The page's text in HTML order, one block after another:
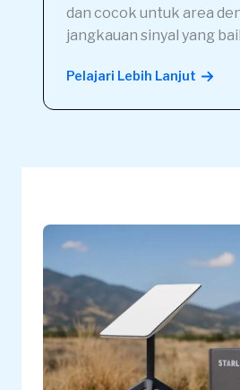
dan cocok untuk area
jangkauan sinyal yang
Pelajari Lebih Lanjut